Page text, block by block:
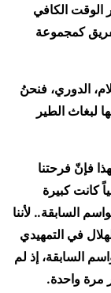
الوقت الكافي
كمجموعة
الدوري، فنحنُ
لبغاث الطير
فإنّ فرحتنا
كانت كبيرة
السابقة.. لأننا
في التمهيدي
السابقة، إذ لم
مرة واحدة.